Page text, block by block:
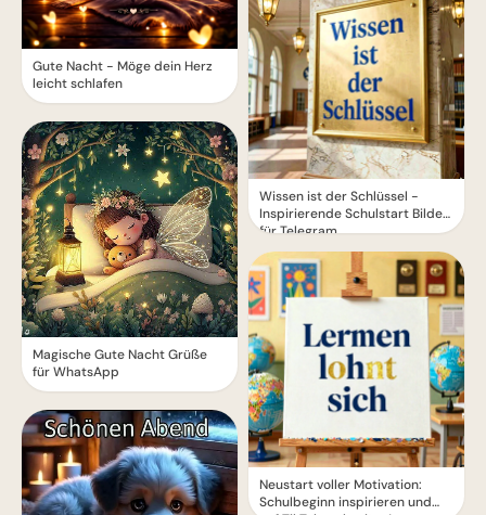
Gute Nacht - Möge dein Herz
leicht schlafen
Magische Gute Nacht Grüße
für WhatsApp
Wissen ist der Schlüssel -
Inspirierende Schulstart Bilder
für Telegram
Neustart voller Motivation:
Schulbeginn inspirieren und